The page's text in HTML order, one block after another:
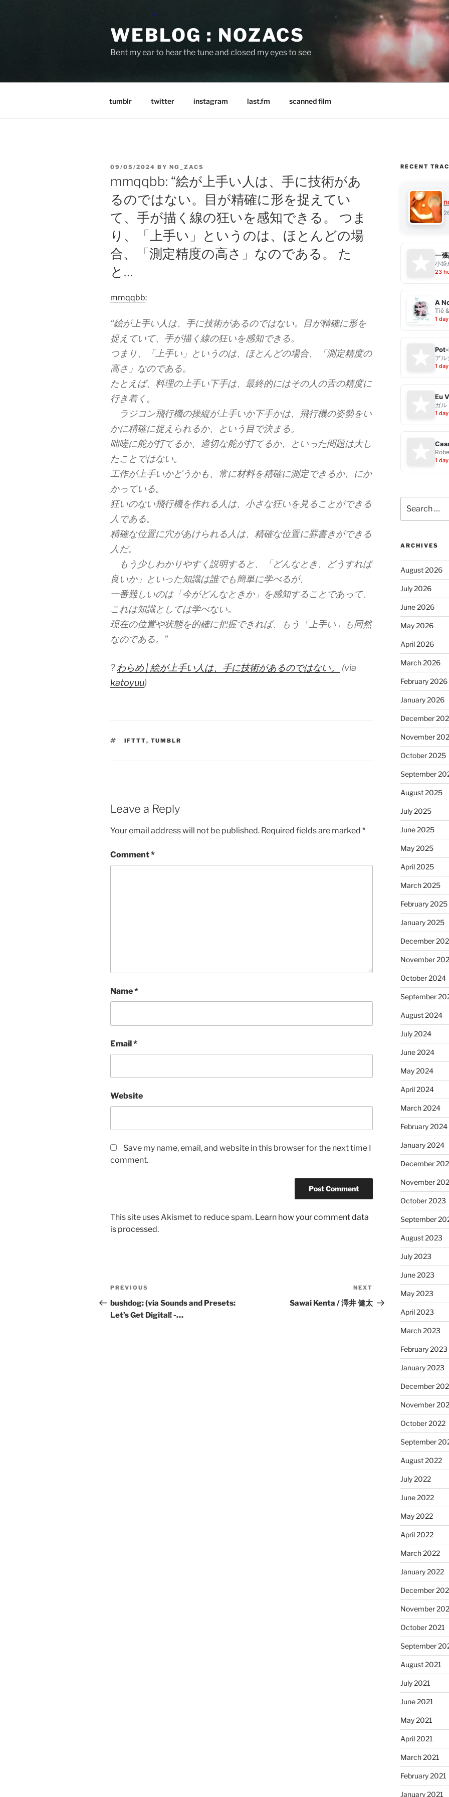
WEBLOG : NOZACS
Bent my ear to hear the tune and closed my eyes to see
tumblr twitter instagram last.fm scanned film
POSTED
09/05/2024 BY NO_ZACS
mmqqbb: “絵が上手い人は、手に技術があ
るのではない。目が精確に形を捉えてい
て、手が描く線の狂いを感知できる。 つま
り、「上手い」というのは、ほとんどの場
合、「測定精度の高さ」なのである。 た
と…
mmqqbb:
“絵が上手い人は、手に技術があるのではない。目が精確に形を
捉えていて、手が描く線の狂いを感知できる。
つまり、「上手い」というのは、ほとんどの場合、「測定精度の
高さ」なのである。
たとえば、料理の上手い下手は、最終的にはその人の舌の精度に
行き着く。
ラジコン飛行機の操縦が上手いか下手かは、飛行機の姿勢をい
かに精確に捉えられるか、という目で決まる。
咄嗟に舵が打てるか、適切な舵が打てるか、といった問題は大し
たことではない。
工作が上手いかどうかも、常に材料を精確に測定できるか、にか
かっている。
狂いのない飛行機を作れる人は、小さな狂いを見ることができる
人である。
精確な位置に穴があけられる人は、精確な位置に罫書きができる
人だ。
もう少しわかりやすく説明すると、「どんなとき、どうすれば
良いか」といった知識は誰でも簡単に学べるが、
一番難しいのは「今がどんなときか」を感知することであって、
これは知識としては学べない。
現在の位置や状態を的確に把握できれば、もう「上手い」も同然
なのである。”
?わらめ | 絵が上手い人は、手に技術があるのではない。
(via
katoyuu)
TAGS
IFTTT, TUMBLR
Leave a Reply
Your email address will not be published. Required fields are marked *
Comment*
Name*
Email*
Website
Save my name, email, and website in this browser for the next time I
comment.
This site uses Akismet to reduce spam. Learn how your comment data
is processed.
Post
navigation
Previous
Post
PREVIOUS
bushdog: (via Sounds and Presets:
Let’s Get Digital! -…
Post
NEXT
Sawai Kenta / 澤井 健太
RECENT
一
小袋
23
A
Tiê
1
アル
1
ガル
1
1
for:
ARCHIVES
August 2026
July 2026
June 2026
May 2026
April 2026
March 2026
February 2026
January 2026
December
November
October 2025
September
August 2025
July 2025
June 2025
May 2025
April 2025
March 2025
February 2025
January 2025
December
November
October 2024
September
August 2024
July 2024
June 2024
May 2024
April 2024
March 2024
February 2024
January 2024
December
November
October 2023
September
August 2023
July 2023
June 2023
May 2023
April 2023
March 2023
February 2023
January 2023
December
November
October 2022
September
August 2022
July 2022
June 2022
May 2022
April 2022
March 2022
January 2022
December
November
October 2021
September
August 2021
July 2021
June 2021
May 2021
April 2021
March 2021
February 2021
January 2021